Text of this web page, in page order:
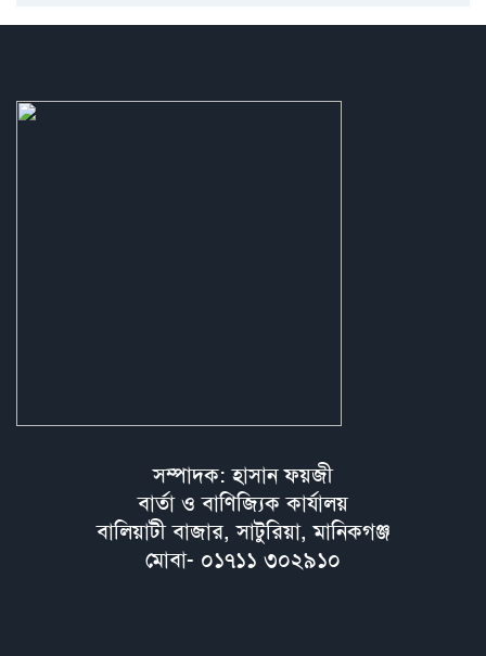
সম্পাদক: হাসান ফয়জী
বার্তা ও বাণিজ্যিক কার্যালয়
বালিয়াটী বাজার, সাটুরিয়া, মানিকগঞ্জ
মোবা- ০১৭১১ ৩০২৯১০